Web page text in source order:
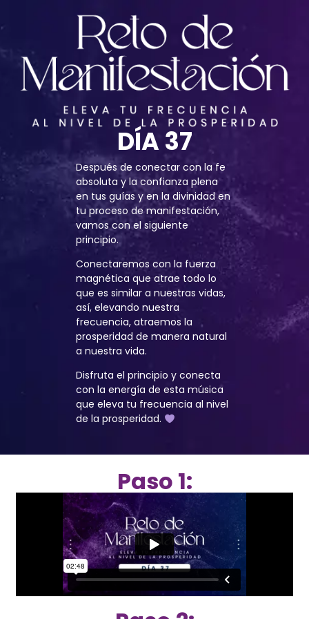
DÍA 37
Después de conectar con la fe
absoluta y la confianza plena
en tus guías y en la divinidad en
tu proceso de manifestación,
vamos con el siguiente
principio.
Conectaremos con la fuerza
magnética que atrae todo lo
que es similar a nuestras vidas,
así, elevando nuestra
frecuencia, atraemos la
prosperidad de manera natural
a nuestra vida.
Disfruta el principio y conecta
con la energía de esta música
que eleva tu frecuencia al nivel
de la prosperidad.
Paso 1: